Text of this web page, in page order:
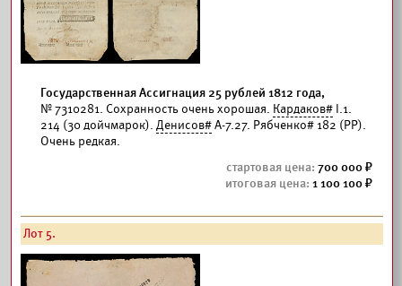
Государственная Ассигнация 25 рублей 1812 года,
№ 7310281. Сохранность очень хорошая. Кардаков# I.1.
214 (30 дойчмарок). Денисов#А-7.27. Рябченко# 182 (РР).
Очень редкая.
700 000
1 100 100
Лот 5.